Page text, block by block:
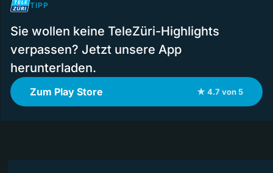
TIPP
Sie wollen keine TeleZüri-Highlights
verpassen? Jetzt unsere App
herunterladen.
Zum Play Store ★ 4.7 von 5